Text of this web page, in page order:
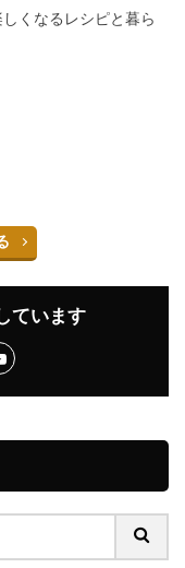
くなるレシピと暮ら
ています